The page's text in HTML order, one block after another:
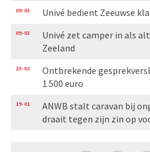
09-03 Univé bedient Zeeuwse
09-03
Univé zet camper in als
Zeeland
15-02
Ontbrekende
1.500 euro
19-01
ANWB stalt caravan bij
draait tegen zijn zin op